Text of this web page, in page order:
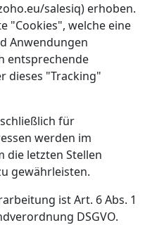
salesiq) erhoben.
"Cookies", welche eine
Anwendungen
entsprechende
dieses "Tracking"
für
werden im
die letzten Stellen
gewährleisten.
ist Art. 6 Abs. 1
DSGVO.